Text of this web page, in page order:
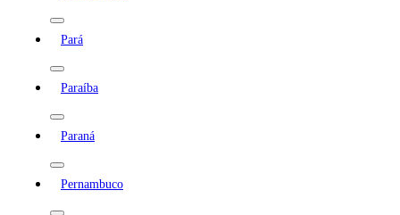
Pará
Paraíba
Paraná
Pernambuco